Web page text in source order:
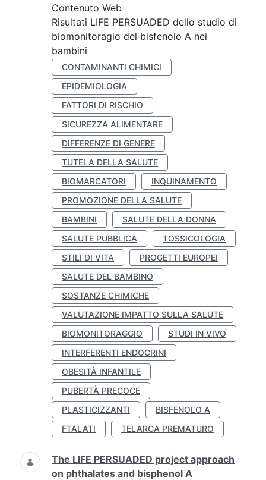
Contenuto Web
Risultati LIFE PERSUADED dello studio di
biomonitoragio del bisfenolo A nei
bambini
CONTAMINANTI CHIMICI
EPIDEMIOLOGIA
FATTORI DI RISCHIO
SICUREZZA ALIMENTARE
DIFFERENZE DI GENERE
TUTELA DELLA SALUTE
BIOMARCATORI
INQUINAMENTO
PROMOZIONE DELLA SALUTE
BAMBINI
SALUTE DELLA DONNA
SALUTE PUBBLICA
TOSSICOLOGIA
STILI DI VITA
PROGETTI EUROPEI
SALUTE DEL BAMBINO
SOSTANZE CHIMICHE
VALUTAZIONE IMPATTO SULLA SALUTE
BIOMONITORAGGIO
STUDI IN VIVO
INTERFERENTI ENDOCRINI
OBESITÀ INFANTILE
PUBERTÀ PRECOCE
PLASTICIZZANTI
BISFENOLO A
FTALATI
TELARCA PREMATURO
The LIFE PERSUADED project approach
on phthalates and bisphenol A